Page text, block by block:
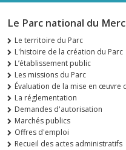
Le Parc national du
Le territoire du Parc
L'histoire de la création du Parc
L’établissement public
Les missions du Parc
Évaluation de la mise en œuvre
La réglementation
Demandes d'autorisation
Marchés publics
Offres d'emploi
Recueil des actes administratifs